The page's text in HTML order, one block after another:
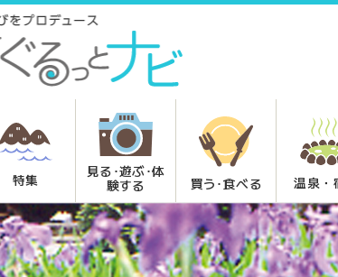
特集
見る･遊ぶ･体
験する
買う･食べる 温泉・